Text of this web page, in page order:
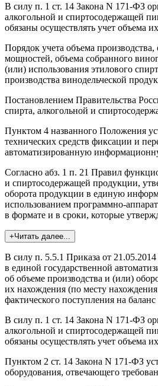
В силу п. 1 ст. 14 Закона N 171-ФЗ
алкогольной и спиртосодержащей
обязаны осуществлять учет объема
Порядок учета объема
мощностей, объема собранного
(или) использования этилового
производства винодельческой
Постановлением Правительства
спирта, алкогольной и
Пунктом 4 названного Положения
технических средств фиксации и
автоматизированную
Согласно абз. 1 п. 21 Правил
и спиртосодержащей продукции,
оборота продукции в единую
использованием программно-
в формате и в сроки, которые
+Читать далее...
В силу п. 5.5.1 Приказа от
в единой государственной
об объеме производства и (или)
их нахождения (по месту
фактического поступления на
В силу п. 1 ст. 14 Закона N 171-ФЗ
алкогольной и спиртосодержащей
обязаны осуществлять учет объема
Пунктом 2 ст. 14 Закона N 171-ФЗ
оборудования, отвечающего